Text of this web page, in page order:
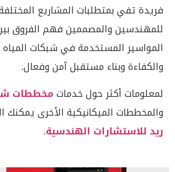
فريدة تفي بمتطلبات المشاريع
للمهندسين والمصممين فهم الفروق
المواسير المستخدمة في شبكات
والكفاءة وبناء مستقبل آمن وفعال.
لمعلومات أكثر حول خدماتمخططات
والمخططات الميكانيكية الأخرى يمكنك
ريد للاستشارات الهندسية.